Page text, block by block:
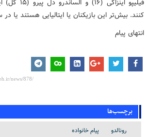
فیلیپو
کنند. بیش‌تر این بازیکنان یا ایتالیایی هستند یا
انتهای پیام
برچسب‌ها
رونالدو پیام خانواده